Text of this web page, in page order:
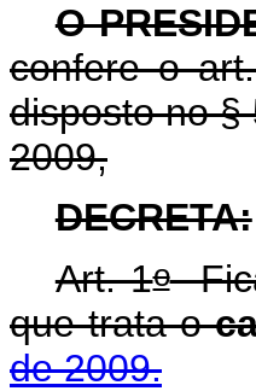
O
confere o
disposto no §
2009,
DECRETA:
Art. 1o
que trata o
de 2009.